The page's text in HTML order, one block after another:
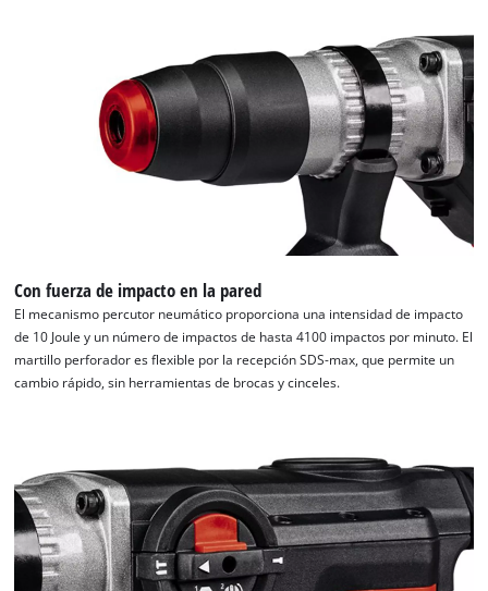
¡Necesitamos su consentimiento para
cargar el servicio Google Maps!
This content is not permitted to load due
to trackers that are not disclosed to the
visitor. The website owner needs to setup
Con fuerza de impacto en la pared
El mecanismo percutor neumático proporciona una intensidad de impacto
de 10 Joule y un número de impactos de hasta 4100 impactos por minuto. El
martillo perforador es flexible por la recepción SDS-max, que permite un
cambio rápido, sin herramientas de brocas y cinceles.